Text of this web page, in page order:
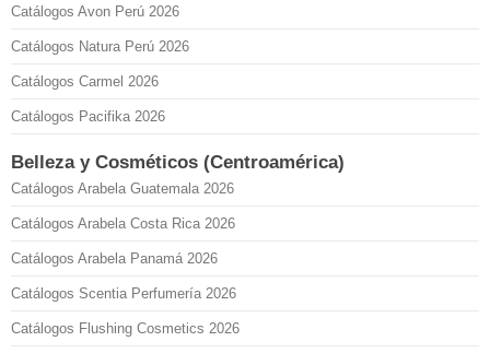
Catálogos Avon Perú 2026
Catálogos Natura Perú 2026
Catálogos Carmel 2026
Catálogos Pacifika 2026
Belleza y Cosméticos (Centroamérica)
Catálogos Arabela Guatemala 2026
Catálogos Arabela Costa Rica 2026
Catálogos Arabela Panamá 2026
Catálogos Scentia Perfumería 2026
Catálogos Flushing Cosmetics 2026